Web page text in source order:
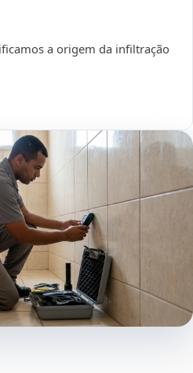
a origem da infiltração